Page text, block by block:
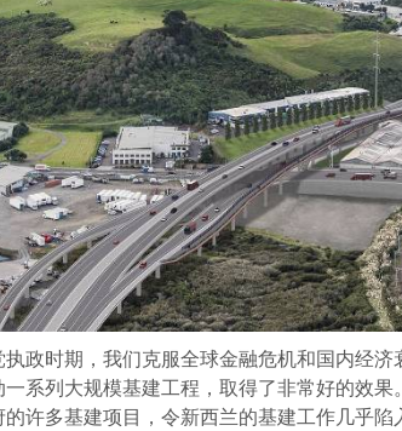
时期，我们克服全球金融危机和国内经济
系列大规模基建工程，取得了非常好的效
许多基建项目，令新西兰的基建工作几乎陷